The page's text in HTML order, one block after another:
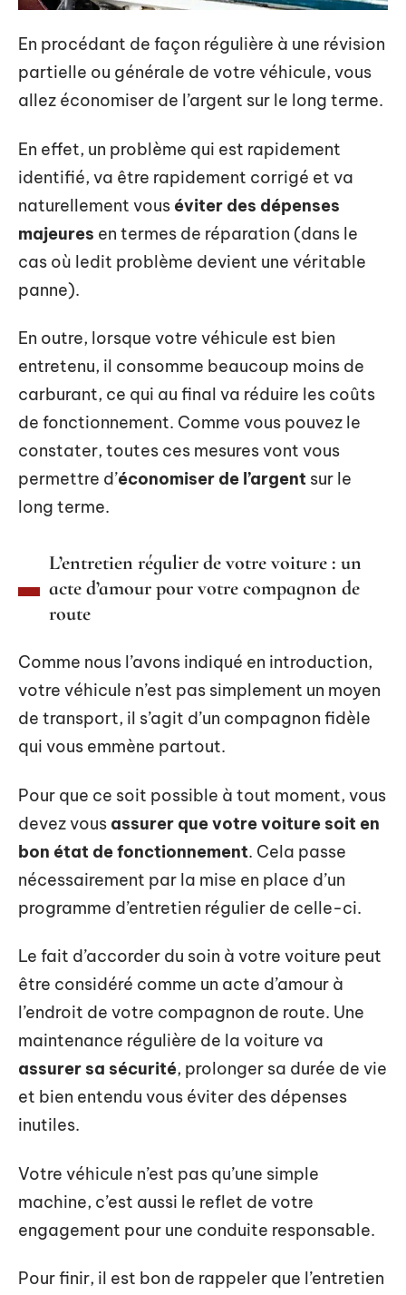
En procédant de façon régulière à une révision
partielle ou générale de votre véhicule, vous
allez économiser de l’argent sur le long terme.
En effet, un problème qui est rapidement
identifié, va être rapidement corrigé et va
naturellement vous éviter des dépenses
majeures en termes de réparation (dans le
cas où ledit problème devient une véritable
panne).
En outre, lorsque votre véhicule est bien
entretenu, il consomme beaucoup moins de
carburant, ce qui au final va réduire les coûts
de fonctionnement. Comme vous pouvez le
constater, toutes ces mesures vont vous
permettre d’économiser de l’argent sur le
long terme.
L’entretien régulier de votre voiture : un
acte d’amour pour votre compagnon de
route
Comme nous l’avons indiqué en introduction,
votre véhicule n’est pas simplement un moyen
de transport, il s’agit d’un compagnon fidèle
qui vous emmène partout.
Pour que ce soit possible à tout moment, vous
devez vous assurer que votre voiture soit en
bon état de fonctionnement. Cela passe
nécessairement par la mise en place d’un
programme d’entretien régulier de celle-ci.
Le fait d’accorder du soin à votre voiture peut
être considéré comme un acte d’amour à
l’endroit de votre compagnon de route. Une
maintenance régulière de la voiture va
assurer sa sécurité, prolonger sa durée de vie
et bien entendu vous éviter des dépenses
inutiles.
Votre véhicule n’est pas qu’une simple
machine, c’est aussi le reflet de votre
engagement pour une conduite responsable.
Pour finir, il est bon de rappeler que l’entretien